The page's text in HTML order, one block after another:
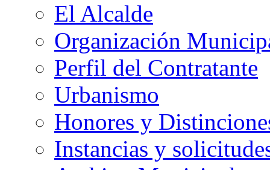
El Alcalde
Organización
Perfil del Contratante
Urbanismo
Honores y
Instancias y